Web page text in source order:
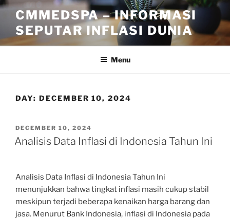
Skip
content
CMMEDSPA – INFORMASI
SEPUTAR INFLASI DUNIA
Menu
DAY: DECEMBER 10, 2024
POSTED
ON
DECEMBER 10, 2024
Analisis Data Inflasi di Indonesia Tahun Ini
Analisis Data Inflasi di Indonesia Tahun Ini
menunjukkan bahwa tingkat inflasi masih cukup stabil
meskipun terjadi beberapa kenaikan harga barang dan
jasa. Menurut Bank Indonesia, inflasi di Indonesia pada